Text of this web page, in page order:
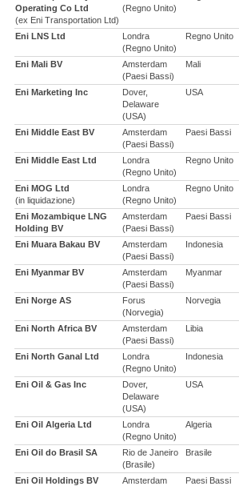
Operating Co Ltd
(ex Eni Transportation Ltd)
(Regno Unito)
Eni LNS Ltd
Londra
(Regno Unito)
Regno Unito
Eni Mali BV
Amsterdam
(Paesi Bassi)
Mali
Eni Marketing Inc
Dover,
Delaware
(USA)
USA
Eni Middle East BV
Amsterdam
(Paesi Bassi)
Paesi Bassi
Eni Middle East Ltd
Londra
(Regno Unito)
Regno Unito
Eni MOG Ltd
(in liquidazione)
Londra
(Regno Unito)
Regno Unito
Eni Mozambique LNG
Holding BV
Amsterdam
(Paesi Bassi)
Paesi Bassi
Eni Muara Bakau BV
Amsterdam
(Paesi Bassi)
Indonesia
Eni Myanmar BV
Amsterdam
(Paesi Bassi)
Myanmar
Eni Norge AS
Forus
(Norvegia)
Norvegia
Eni North Africa BV
Amsterdam
(Paesi Bassi)
Libia
Eni North Ganal Ltd
Londra
(Regno Unito)
Indonesia
Eni Oil & Gas Inc
Dover,
Delaware
(USA)
USA
Eni Oil Algeria Ltd
Londra
(Regno Unito)
Algeria
Eni Oil do Brasil SA
Rio de Janeiro
(Brasile)
Brasile
Eni Oil Holdings BV
Amsterdam
Paesi Bassi